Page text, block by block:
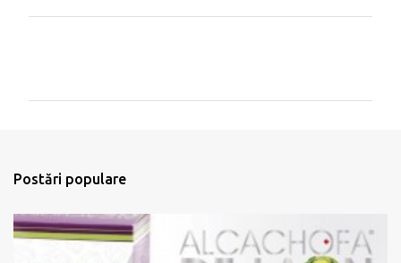
m
e
ț
Postări populare